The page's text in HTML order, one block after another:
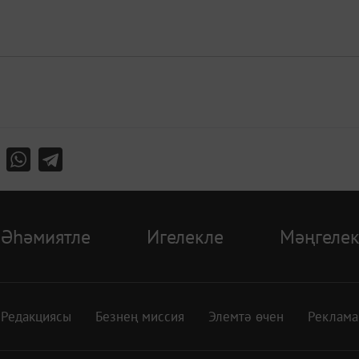
Әһәмиятле Игелекле Мәңгелек
Редакциясы Безнең миссия Элемтә өчен Реклама